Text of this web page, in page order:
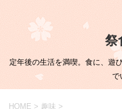
祭
定年後の生活を満喫。食に、遊
で
HOME > 趣味 >